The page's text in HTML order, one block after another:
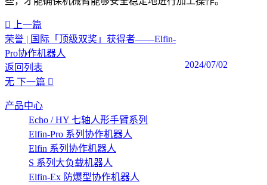
上一篇
荣誉 | 国际「顶级双奖」获得者——Elfin-
Pro协作机器人
2024/07/02
返回列表
无 下一篇
产品中心
Echo / HY 七轴人形手臂系列
Elfin-Pro 系列协作机器人
Elfin 系列协作机器人
S 系列大负载机器人
Elfin-Ex 防爆型协作机器人